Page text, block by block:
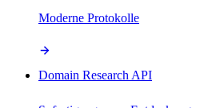
Moderne Protokolle
Domain Research API